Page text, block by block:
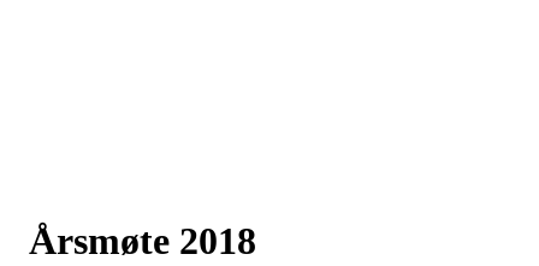
Årsmøte 2018